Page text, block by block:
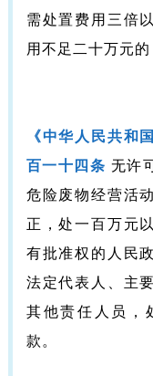
需处置费用三倍
用不足二十万元的
《中华人民共和
百一十四条 无许
危险废物经营活
正，处一百万元
有批准权的人民
法定代表人、主
其他责任人员，
款。